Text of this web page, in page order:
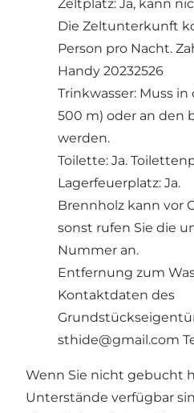
Zeltplatz: Ja, kann
Die Zeltunterkunft
Person pro Nacht.
Handy 20232526
Trinkwasser: Muss
500 m) oder an den
werden.
Toilette: Ja.
Lagerfeuerplatz: Ja.
Brennholz kann vor
sonst rufen Sie die
Nummer an.
Entfernung zum
Kontaktdaten des
sthide@gmail.com
Wenn Sie nicht gebucht
Unterstände verfügbar